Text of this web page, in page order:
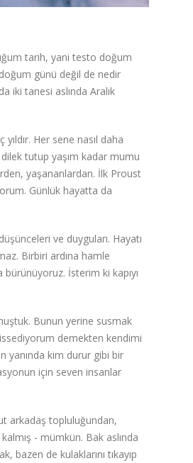
tarih, yani testo doğum
günü değil de nedir
iki tanesi aslında Aralık
Her sene nasıl daha
tutup yaşım kadar mumu
yaşananlardan. İlk Proust
Günlük hayatta da
ve duyguları. Hayatı
Birbiri ardına hamle
İsterim ki kapıyı
Bunun yerine susmak
demekten kendimi
yanında kim durur gibi bir
için seven insanlar
arkadaş topluluğundan,
- mümkün. Bak aslında
de kulaklarını tıkayıp